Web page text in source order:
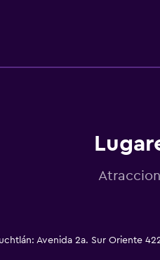
Avenida 2a. Sur Oriente